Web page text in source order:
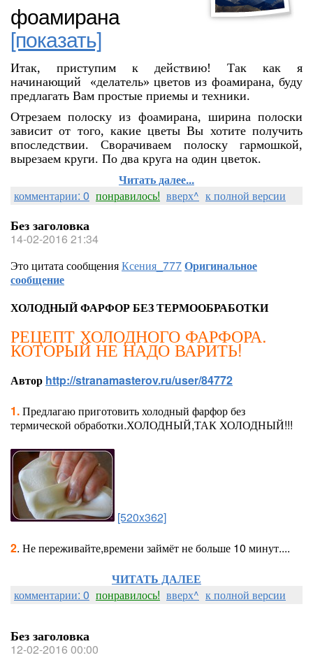
фоамирана
[показать]
Итак, приступим к действию! Так как я
начинающий «делатель» цветов из фоамирана, буду
предлагать Вам простые приемы и техники.
Отрезаем полоску из фоамирана, ширина полоски
зависит от того, какие цветы Вы хотите получить
впоследствии. Сворачиваем полоску гармошкой,
вырезаем круги. По два круга на один цветок.
Читать далее...
комментарии: 0 понравилось! вверх^ к полной версии
Без заголовка
14-02-2016 21:34
Это цитата сообщенияКсения_777Оригинальное
сообщение
ХОЛОДНЫЙ ФАРФОР БЕЗ ТЕРМООБРАБОТКИ
РЕЦЕПТ ХОЛОДНОГО ФАРФОРА.
КОТОРЫЙ НЕ НАДО ВАРИТЬ!
Автор http://stranamasterov.ru/user/84772
1.Предлагаю приготовить холодный фарфор без
термической обработки.ХОЛОДНЫЙ,ТАК ХОЛОДНЫЙ!!!
[520x362]
2. Не переживайте,времени займёт не больше 10 минут....
ЧИТАТЬ ДАЛЕЕ
комментарии: 0 понравилось! вверх^ к полной версии
Без заголовка
12-02-2016 00:00